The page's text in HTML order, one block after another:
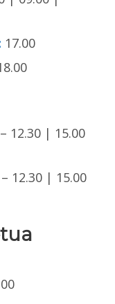
17.00
12.30 | 15.00
12.30 | 15.00